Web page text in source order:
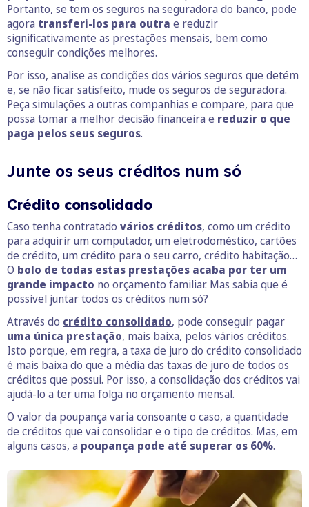
Portanto, se tem os seguros na seguradora do banco, pode
agora transferi-los para outra e reduzir
significativamente as prestações mensais, bem como
conseguir condições melhores.
Por isso, analise as condições dos vários seguros que detém
e, se não ficar satisfeito, mude os seguros de seguradora.
Peça simulações a outras companhias e compare, para que
possa tomar a melhor decisão financeira e reduzir o que
paga pelos seus seguros.
Junte os seus créditos num só
Crédito consolidado
Caso tenha contratado vários créditos, como um crédito
para adquirir um computador, um eletrodoméstico, cartões
de crédito, um crédito para o seu carro, crédito habitação…
O bolo de todas estas prestações acaba por ter um
grande impacto no orçamento familiar. Mas sabia que é
possível juntar todos os créditos num só?
Através do crédito consolidado, pode conseguir pagar
uma única prestação, mais baixa, pelos vários créditos.
Isto porque, em regra, a taxa de juro do crédito consolidado
é mais baixa do que a média das taxas de juro de todos os
créditos que possui. Por isso, a consolidação dos créditos vai
ajudá-lo a ter uma folga no orçamento mensal.
O valor da poupança varia consoante o caso, a quantidade
de créditos que vai consolidar e o tipo de créditos. Mas, em
alguns casos, a poupança pode até superar os 60%.